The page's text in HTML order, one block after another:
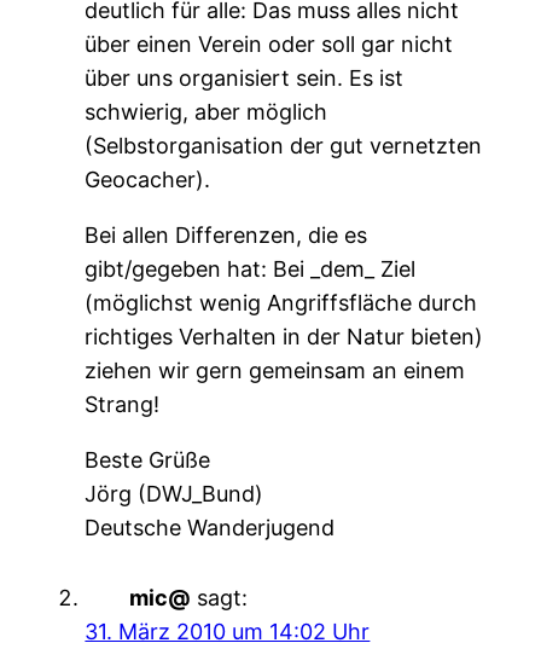
deutlich für alle: Das muss alles nicht
über einen Verein oder soll gar nicht
über uns organisiert sein. Es ist
schwierig, aber möglich
(Selbstorganisation der gut vernetzten
Geocacher).
Bei allen Differenzen, die es
gibt/gegeben hat: Bei _dem_ Ziel
(möglichst wenig Angriffsfläche durch
richtiges Verhalten in der Natur bieten)
ziehen wir gern gemeinsam an einem
Strang!
Beste Grüße
Jörg (DWJ_Bund)
Deutsche Wanderjugend
mic@ sagt:
31. März 2010 um 14:02 Uhr